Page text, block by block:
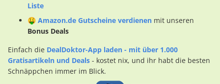
Liste
🤑 Amazon.de Gutscheine verdienen mit unseren
Bonus Deals
Einfach die DealDoktor-App laden - mit über 1.000
Gratisartikeln und Deals - kostet nix, und ihr habt die besten
Schnäppchen immer im Blick.